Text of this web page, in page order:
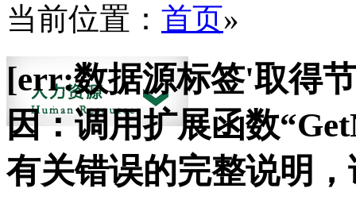
当前位置： 首页»
[err:数据源标签'取得
因：调用扩展函数
有关错误的完整说明